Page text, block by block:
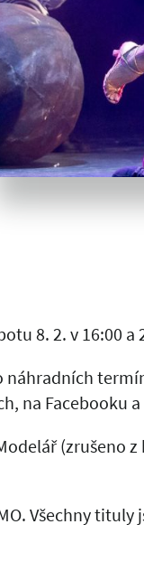
8. 2. v 16:00 a
na Facebooku
(zrušeno
Všechny tituly